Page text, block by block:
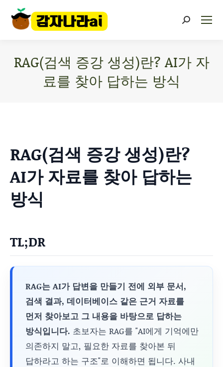
RAG(검색 증강 생성)란? AI가 자
료를 찾아 답하는 방식
RAG(검색 증강 생성)란?
AI가 자료를 찾아 답하는
방식
TL;DR
RAG는 AI가 답변을 만들기 전에 외부 문서,
검색 결과, 데이터베이스 같은 근거 자료를
먼저 찾아보고 그 내용을 바탕으로 답하는
방식입니다. 초보자는 RAG를 "AI에게 기억에만
의존하지 말고, 필요한 자료를 찾아본 뒤
답하라고 하는 구조"로 이해하면 됩니다. 사내